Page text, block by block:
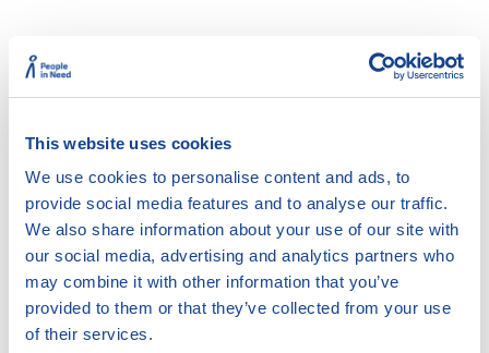
This website uses cookies
We use cookies to personalise content and ads, to
provide social media features and to analyse our traffic.
We also share information about your use of our site with
our social media, advertising and analytics partners who
may combine it with other information that you’ve
provided to them or that they’ve collected from your use
of their services.
Služby:
Insolvenční návrh – zpracování podkladů bez
Obrana v exekuci
Pomoc při sestavení osobního / rodinného
rozpočtu
Pomoc při vyjednávání s věřiteli
Poradenství v případě hrozící nedobrovolné dražby
Poskytování kurzů finanční gramotnosti
Řešení spotřebitelských sporů
Vymáhání dlužného výživného